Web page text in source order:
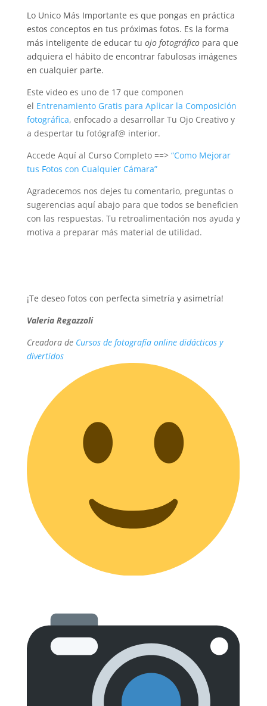
Lo Unico Más Importante es que pongas en práctica
estos conceptos en tus próximas fotos. Es la forma
más inteligente de educar tu ojo fotográficopara que
adquiera el hábito de encontrar fabulosas imágenes
en cualquier parte.
Este video es uno de 17 que componen
el Entrenamiento Gratis para Aplicar la Composición
fotográfica, enfocado a desarrollar Tu Ojo Creativo y
a despertar tu fotógraf@ interior.
Accede Aquí al Curso Completo ==> “Como Mejorar
tus Fotos con Cualquier Cámara”
Agradecemos nos dejes tu comentario, preguntas o
sugerencias aquí abajo para que todos se beneficien
con las respuestas. Tu retroalimentación nos ayuda y
motiva a preparar más material de utilidad.
¡Te deseo fotos con perfecta simetría y asimetría!
Valeria Regazzoli
Creadora de Cursos de fotografía online didácticos y
divertidos